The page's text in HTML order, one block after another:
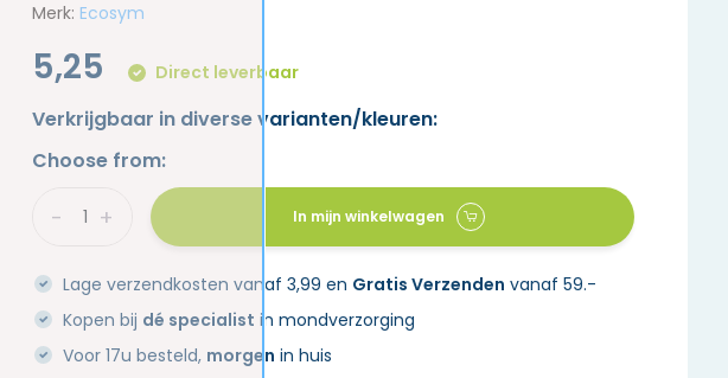
Merk: Ecosym
5,25 Direct leverbaar
Verkrijgbaar in diverse varianten/kleuren:
Choose from:
+
- In mijn winkelwagen
Lage verzendkosten vanaf 3,99 en Gratis Verzenden vanaf 59.-
Kopen bij dé specialist in mondverzorging
Voor 17u besteld, morgen in huis